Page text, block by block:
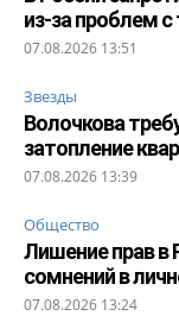
из-за проблем
07.08.2026 13:51
Звезды
Волочкова
затопление
07.08.2026 13:39
Общество
Лишение прав в
сомнений в
07.08.2026 13:24